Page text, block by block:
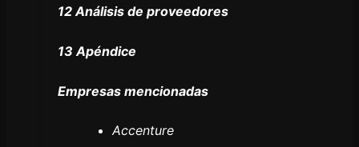
12 Análisis de proveedores
13 Apéndice
Empresas mencionadas
Accenture